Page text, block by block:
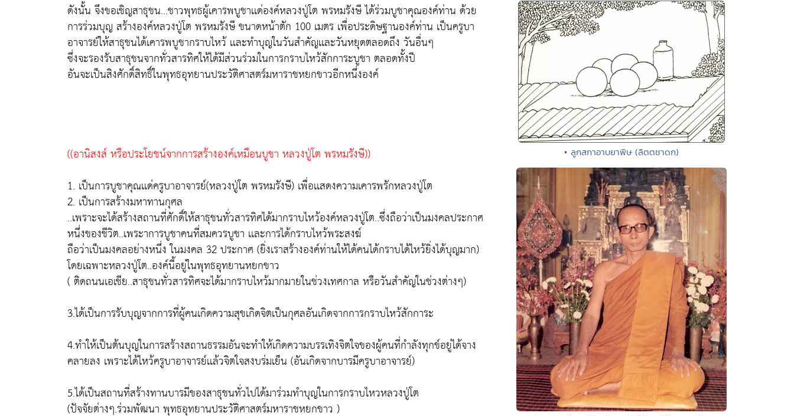
ดังนั้น จึงขอเชิญสาธุชน...ชาวพุทธผู้เคารพบูชาเเด่องค์หลวงปู่โต พรหมรังษี ได้ร่วมบูชาคุณองค์ท่าน ด้วย
การร่วมบุญ สร้างองค์หลวงปู่โต พรหมรังษี ขนาดหน้าตัก 100 เมตร เพื่อประดิษฐานองค์ท่าน เป็นครูบา
อาจารย์ให้สาธุชนได้เคารพบูชากราบไหว้ เเละทำบุญในวันสำคัญเเละวันหยุดตลอดถึง วันอื่นๆ
ซึ่งจะรองรับสาธุชนจากทั่วสารทิศให้ได้มีส่วนร่วมในการกราบไหว้สักการะบูชา ตลอดทั้งปี
อันจะเป็นสิงศักดิ์สิทธิ์ในพุทธอุทยานประวัติศาสตร์มหาราชหยกขาวอีกหนึ่งองค์
((อานิสงส์ หรือประโยชน์จากการสร้างองค์เหมือนบูชา หลวงปู่โต พรหมรังษี))
1. เป็นการบูชาคุณเเด่ครูบาอาจารย์(หลวงปู่โต พรหมรังษี) เพื่อเเสดงความเคารพรักหลวงปู่โต
2. เป็นการสร้างมหาทานกุศล
..เพราะจะได้สร้างสถานที่ศักดิ์ให้สาธุชนทั่วสารทิศได้มากราบไหว้องค์หลวงปู่โต..ซึ่งถือว่าเป็นมงคลประกาศ
หนึ่งของชีวิต..เพระาการบูชาคนที่สมควรบูชา เเละการได้กราบไหว้พระสงฆ์
ถือว่าเป็นมงคลอย่างหนึ่ง ในมงคล 32 ประกาศ (ยิ่งเราสร้างองค์ท่านให้ได้คนได้กราบได้ไหว้ยิ่งได้บุญมาก)
โดยเฉพาะหลวงปู่โต..องค์นี้อยู่ในพุทธอุทยานหยกขาว
( ติดถนนเอเชีย..สาธุชนทั่วสารทิศจะได้มากราบไหว้มากมายในช่วงเทศกาล หรือวันสำคัญในช่วงต่างๆ)
3.ได้เป็นการรับบุญจากการที่ผู้คนเกิดความสุขเกิดจิตเป็นกุศลอันเกิดจากการกราบไหว้สักการะ
4.ทำให้เป็นต้นบุญในการสร้างสถานธรรมอันจะทำให้เกิดความบรรเทิงจิตใจของผู้คนที่กำลังทุกข์อยู่ได้จาง
คลายลง เพราะได้ไหว้ครูบาอาจารย์เเล้วจิตใจสงบร่มเย็น (อันเกิดจากบารมีครูบาอาจารยฺ์)
5.ได้เป็นสถานที่สร้างทานบารมีของสาธุชนทั่วไปได้มาร่วมทำบุญในการกราบไหวหลวงปู่โต
(ปัจจัยต่างๆ.ร่วมพัฒนา พุทธอุทยานประวัติศาสตร์มหาราชหยกขาว )
• ลูกสกาอาบยาพิษ (ลิตตชาดก)